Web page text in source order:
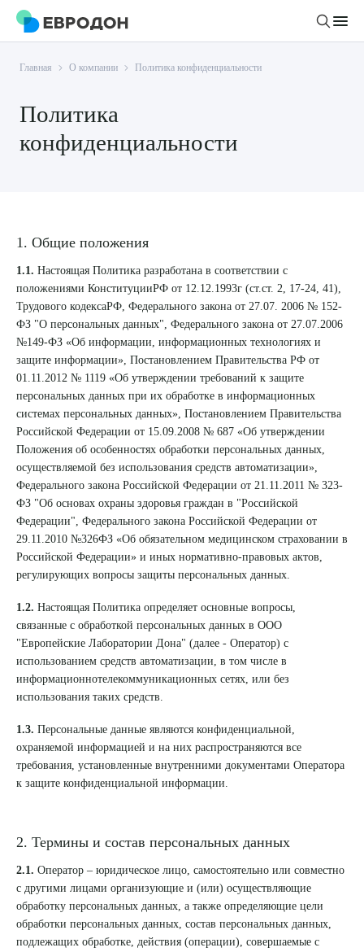
Личный кабинет
Новости
Правовая информация
Политика конфиденциальности
Пользовательское соглашение
Направления
Инструментальная диагностика
Хирургический стационар
Пациенту
Подготовка к анализам
Подготовка к диагностике
ДМС
Акции
Филиалы
8 (863) 309-05-06
ЗАКАЗАТЬ ЗВОНОК
ЗАПИСЬ ОНЛАЙН
Главная О компании Политика конфиденциальности
Политика
конфиденциальности
1. Общие положения
1.1. Настоящая Политика разработана в соответствии с
положениями КонституцииРФ от 12.12.1993г (ст.ст. 2, 17-24, 41),
Трудового кодексаРФ, Федерального закона от 27.07. 2006 № 152-
ФЗ "О персональных данных", Федерального закона от 27.07.2006
№149-ФЗ «Об информации, информационных технологиях и
защите информации», Постановлением Правительства РФ от
01.11.2012 № 1119 «Об утверждении требований к защите
персональных данных при их обработке в информационных
системах персональных данных», Постановлением Правительства
Российской Федерации от 15.09.2008 № 687 «Об утверждении
Положения об особенностях обработки персональных данных,
осуществляемой без использования средств автоматизации»,
Федерального закона Российской Федерации от 21.11.2011 № 323-
ФЗ "Об основах охраны здоровья граждан в "Российской
Федерации", Федерального закона Российской Федерации от
29.11.2010 №326ФЗ «Об обязательном медицинском страховании в
Российской Федерации» и иных нормативно-правовых актов,
регулирующих вопросы защиты персональных данных.
1.2. Настоящая Политика определяет основные вопросы,
связанные с обработкой персональных данных в ООО
"Европейские Лаборатории Дона" (далее - Оператор) с
использованием средств автоматизации, в том числе в
информационнотелекоммуникационных сетях, или без
использования таких средств.
1.3. Персональные данные являются конфиденциальной,
охраняемой информацией и на них распространяются все
требования, установленные внутренними документами Оператора
к защите конфиденциальной информации.
2. Термины и состав персональных данных
2.1. Оператор – юридическое лицо, самостоятельно или совместно
с другими лицами организующие и (или) осуществляющие
обработку персональных данных, а также определяющие цели
обработки персональных данных, состав персональных данных,
подлежащих обработке, действия (операции), совершаемые с